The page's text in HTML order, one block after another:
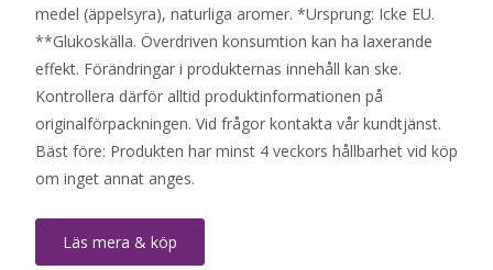
medel (äppelsyra), naturliga aromer. *Ursprung: Icke EU.
**Glukoskälla. Överdriven konsumtion kan ha laxerande
effekt. Förändringar i produkternas innehåll kan ske.
Kontrollera därför alltid produktinformationen på
originalförpackningen. Vid frågor kontakta vår kundtjänst.
Bäst före: Produkten har minst 4 veckors hållbarhet vid köp
om inget annat anges.
Läs mera & köp